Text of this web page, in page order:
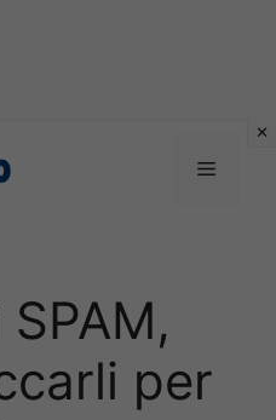
Menu
per